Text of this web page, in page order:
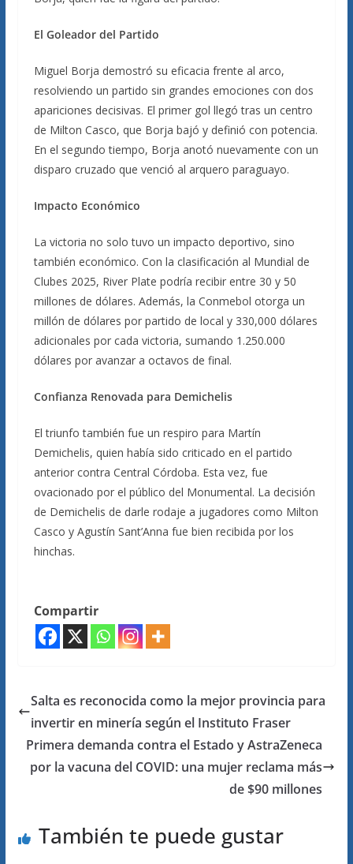
El Goleador del Partido
Miguel Borja demostró su eficacia frente al arco,
resolviendo un partido sin grandes emociones con dos
apariciones decisivas. El primer gol llegó tras un centro
de Milton Casco, que Borja bajó y definió con potencia.
En el segundo tiempo, Borja anotó nuevamente con un
disparo cruzado que venció al arquero paraguayo.
Impacto Económico
La victoria no solo tuvo un impacto deportivo, sino
también económico. Con la clasificación al Mundial de
Clubes 2025, River Plate podría recibir entre 30 y 50
millones de dólares. Además, la Conmebol otorga un
millón de dólares por partido de local y 330,000 dólares
adicionales por cada victoria, sumando 1.250.000
dólares por avanzar a octavos de final.
Confianza Renovada para Demichelis
El triunfo también fue un respiro para Martín
Demichelis, quien había sido criticado en el partido
anterior contra Central Córdoba. Esta vez, fue
ovacionado por el público del Monumental. La decisión
de Demichelis de darle rodaje a jugadores como Milton
Casco y Agustín Sant’Anna fue bien recibida por los
hinchas.
Compartir
Salta es reconocida como la mejor provincia para
invertir en minería según el Instituto Fraser
Primera demanda contra el Estado y AstraZeneca
por la vacuna del COVID: una mujer reclama más
de $90 millones
También te puede gustar